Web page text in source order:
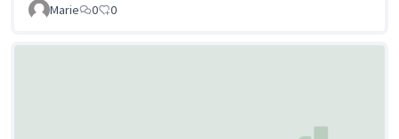
Marie 0 0